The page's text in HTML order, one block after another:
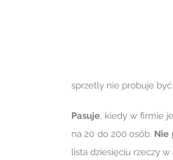
sprzetly nie próbuje być
Pasuje, kiedy w firmie
na 20 do 200 osób. Nie
lista dziesięciu rzeczy w